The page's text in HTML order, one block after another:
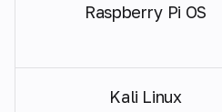
Raspberry Pi OS
Kali Linux